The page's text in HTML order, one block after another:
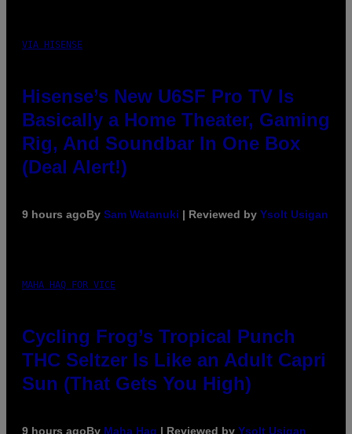
VIA HISENSE
Hisense’s New U6SF Pro TV Is
Basically a Home Theater, Gaming
Rig, And Soundbar In One Box
(Deal Alert!)
9 hours agoBy Sam Watanuki | Reviewed by Ysolt Usigan
MAHA HAQ FOR VICE
Cycling Frog’s Tropical Punch
THC Seltzer Is Like an Adult Capri
Sun (That Gets You High)
9 hours agoBy Maha Haq | Reviewed by Ysolt Usigan